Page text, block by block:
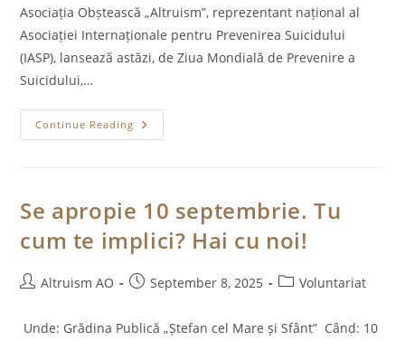
Asociația Obștească „Altruism”, reprezentant național al
Asociației Internaționale pentru Prevenirea Suicidului
(IASP), lansează astăzi, de Ziua Mondială de Prevenire a
Suicidului,…
Continue Reading Comunicat:
Campania
Mondială
De
A
Suicidului
Se apropie 10 septembrie. Tu
cum te implici? Hai cu noi!
PostAltruism AO
PostSeptember 8, 2025
PostVoluntariat
Unde: Grădina Publică „Ștefan cel Mare și Sfânt” Când: 10